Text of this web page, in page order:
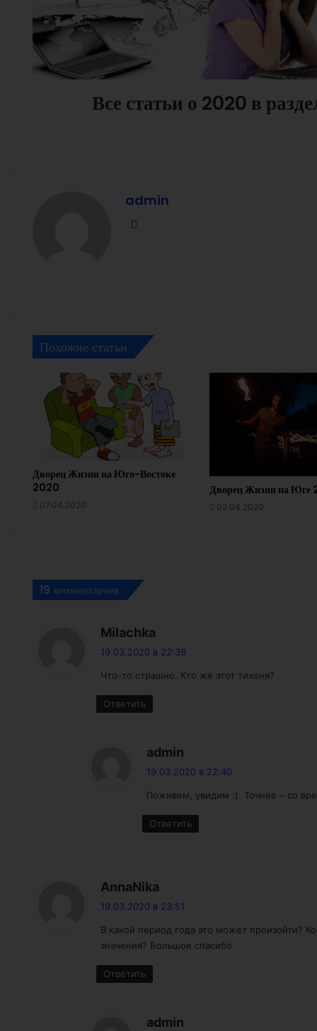
Все статьи о 2020 в
admin
Похожие статьи
Дворец Жизни на Юго-Востоке
2020
07.04.2020
Дворец Жизни на Юге
02.04.2020
19 комментариев
Milachka
19.03.2020 в 22:38
Что-то страшно. Кто же этот тихоня?
Ответить
admin
19.03.2020 в 22:40
Поживем, увидим :). Точнее – со
Ответить
AnnaNika
19.03.2020 в 23:51
В какой период года это может произойти?
значения? Большое спасибо
Ответить
admin